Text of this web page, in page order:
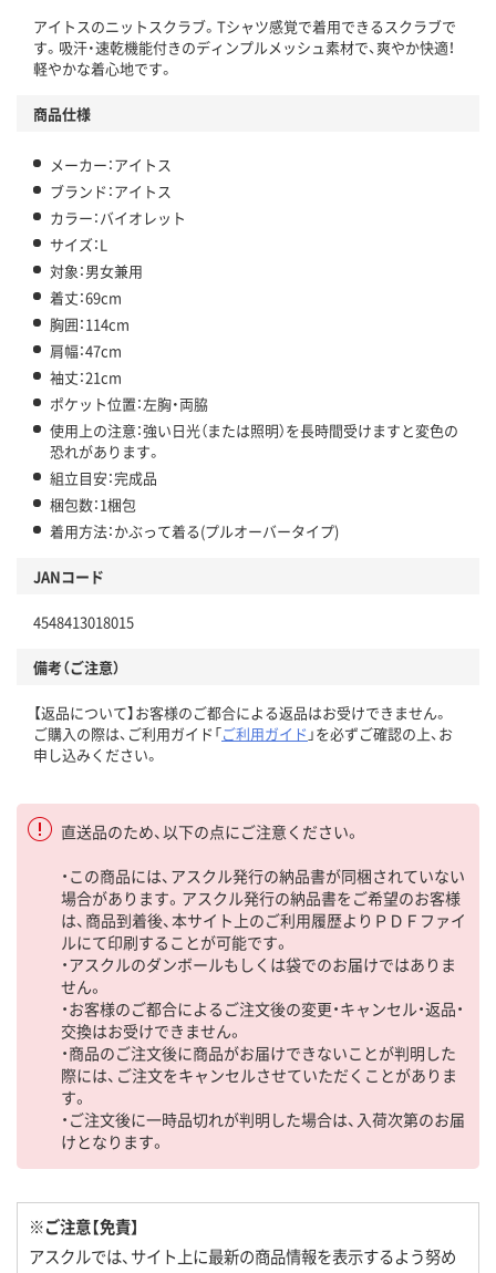
アイトスのニットスクラブ。Tシャツ感覚で着用できるスクラブで
す。吸汗・速乾機能付きのディンプルメッシュ素材で、爽やか快適！
軽やかな着心地です。
商品仕様
メーカー：アイトス
ブランド：アイトス
カラー：バイオレット
サイズ：L
対象：男女兼用
着丈：69cm
胸囲：114cm
肩幅：47cm
袖丈：21cm
ポケット位置：左胸・両脇
使用上の注意：強い日光（または照明）を長時間受けますと変色の
恐れがあります。
組立目安：完成品
梱包数：1梱包
着用方法：かぶって着る(プルオーバータイプ)
JANコード
4548413018015
備考（ご注意）
【返品について】お客様のご都合による返品はお受けできません。
ご購入の際は、ご利用ガイド「ご利用ガイド 」を必ずご確認の上、お
申し込みください。
直送品のため、以下の点にご注意ください。
・この商品には、アスクル発行の納品書が同梱されていない
場合があります。アスクル発行の納品書をご希望のお客様
は、商品到着後、本サイト上のご利用履歴よりＰＤＦファイ
ルにて印刷することが可能です。
・アスクルのダンボールもしくは袋でのお届けではありま
せん。
・お客様のご都合によるご注文後の変更・キャンセル・返品・
交換はお受けできません。
・商品のご注文後に商品がお届けできないことが判明した
際には、ご注文をキャンセルさせていただくことがありま
す。
・ご注文後に一時品切れが判明した場合は、入荷次第のお届
けとなります。
※ご注意【免責】
アスクルでは、サイト上に最新の商品情報を表示するよう努め